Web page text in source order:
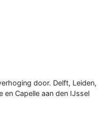
door. Delft, Leiden,
en Capelle aan den IJssel